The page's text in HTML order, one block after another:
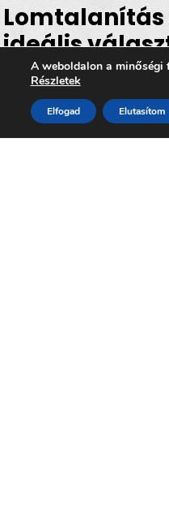
Lomtalanítás
ideális
helyzetben
Legyen szófelújításról,
padlásürítésről, esetleg
rendbetételéről, a
A weboldalon a minőségi
Részletek
Elfogad Elutasítom